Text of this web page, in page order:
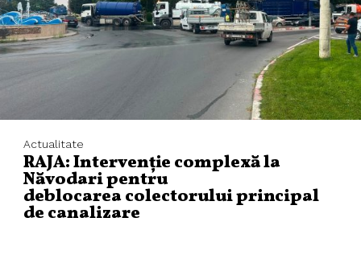
Actualitate
RAJA: Intervenție complexă la
Năvodari pentru
deblocarea colectorului principal
de canalizare